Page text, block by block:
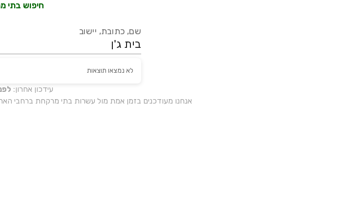
חיפוש בתי
שם, כתובת, יישוב
עידכון אחרון: לפני 16
אנחנו מעודכנים בזמן אמת מול עשרות בתי מרקחת ברחבי
לא נמצאו תוצאות